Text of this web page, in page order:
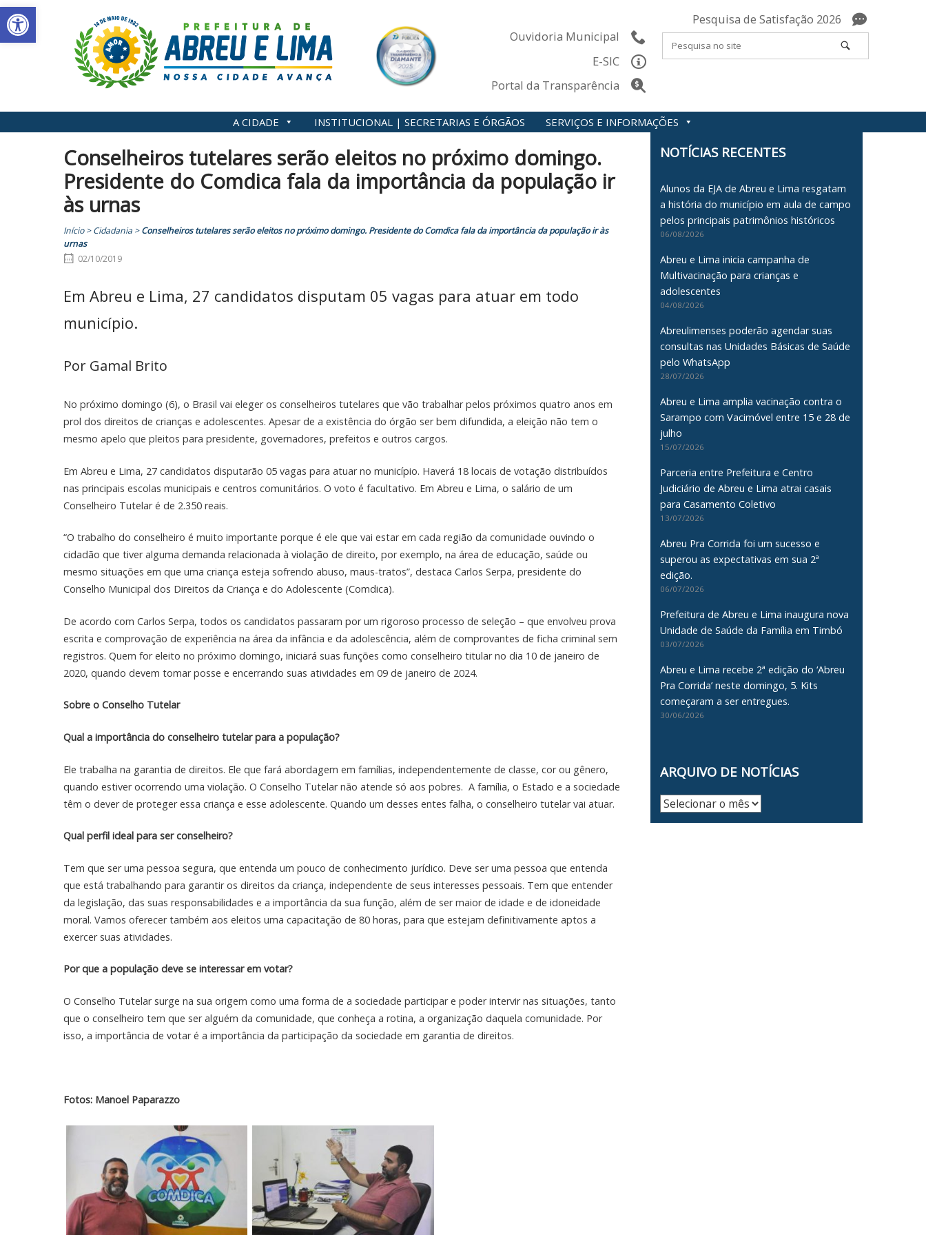
Abrir a barra de ferramentas
Skip
to
content
Ouvidoria Municipal
E-SIC
Portal da Transparência
Pesquisa de Satisfação 2026
A CIDADE INSTITUCIONAL | SECRETARIAS E ÓRGÃOS SERVIÇOS E INFORMAÇÕES
Conselheiros tutelares serão eleitos no próximo domingo.
Presidente do Comdica fala da importância da população ir
às urnas
Início>Cidadania >Conselheiros tutelares serão eleitos no próximo domingo. Presidente do Comdica fala da importância da população ir às
urnas
02/10/2019
Em Abreu e Lima, 27 candidatos disputam 05 vagas para atuar em todo
município.
Por Gamal Brito
No próximo domingo (6), o Brasil vai eleger os conselheiros tutelares que vão trabalhar pelos próximos quatro anos em
prol dos direitos de crianças e adolescentes. Apesar de a existência do órgão ser bem difundida, a eleição não tem o
mesmo apelo que pleitos para presidente, governadores, prefeitos e outros cargos.
Em Abreu e Lima, 27 candidatos disputarão 05 vagas para atuar no município. Haverá 18 locais de votação distribuídos
nas principais escolas municipais e centros comunitários. O voto é facultativo. Em Abreu e Lima, o salário de um
Conselheiro Tutelar é de 2.350 reais.
“O trabalho do conselheiro é muito importante porque é ele que vai estar em cada região da comunidade ouvindo o
cidadão que tiver alguma demanda relacionada à violação de direito, por exemplo, na área de educação, saúde ou
mesmo situações em que uma criança esteja sofrendo abuso, maus-tratos”, destaca Carlos Serpa, presidente do
Conselho Municipal dos Direitos da Criança e do Adolescente (Comdica).
De acordo com Carlos Serpa, todos os candidatos passaram por um rigoroso processo de seleção – que envolveu prova
escrita e comprovação de experiência na área da infância e da adolescência, além de comprovantes de ficha criminal sem
registros. Quem for eleito no próximo domingo, iniciará suas funções como conselheiro titular no dia 10 de janeiro de
2020, quando devem tomar posse e encerrando suas atividades em 09 de janeiro de 2024.
Sobre o Conselho Tutelar
Qual a importância do conselheiro tutelar para a população?
Ele trabalha na garantia de direitos. Ele que fará abordagem em famílias, independentemente de classe, cor ou gênero,
quando estiver ocorrendo uma violação. O Conselho Tutelar não atende só aos pobres. A família, o Estado e a sociedade
têm o dever de proteger essa criança e esse adolescente. Quando um desses entes falha, o conselheiro tutelar vai atuar.
Qual perfil ideal para ser conselheiro?
Tem que ser uma pessoa segura, que entenda um pouco de conhecimento jurídico. Deve ser uma pessoa que entenda
que está trabalhando para garantir os direitos da criança, independente de seus interesses pessoais. Tem que entender
da legislação, das suas responsabilidades e a importância da sua função, além de ser maior de idade e de idoneidade
moral. Vamos oferecer também aos eleitos uma capacitação de 80 horas, para que estejam definitivamente aptos a
exercer suas atividades.
Por que a população deve se interessar em votar?
O Conselho Tutelar surge na sua origem como uma forma de a sociedade participar e poder intervir nas situações, tanto
que o conselheiro tem que ser alguém da comunidade, que conheça a rotina, a organização daquela comunidade. Por
isso, a importância de votar é a importância da participação da sociedade em garantia de direitos.
Fotos: Manoel Paparazzo
NOTÍCIAS RECENTES
Alunos da EJA de Abreu e Lima resgatam
a história do município em aula de campo
pelos principais patrimônios históricos
06/08/2026
Abreu e Lima inicia campanha de
Multivacinação para crianças e
adolescentes
04/08/2026
Abreulimenses poderão agendar suas
consultas nas Unidades Básicas de Saúde
pelo WhatsApp
28/07/2026
Abreu e Lima amplia vacinação contra o
Sarampo com Vacimóvel entre 15 e 28 de
julho
15/07/2026
Parceria entre Prefeitura e Centro
Judiciário de Abreu e Lima atrai casais
para Casamento Coletivo
13/07/2026
Abreu Pra Corrida foi um sucesso e
superou as expectativas em sua 2ª
edição.
06/07/2026
Prefeitura de Abreu e Lima inaugura nova
Unidade de Saúde da Família em Timbó
03/07/2026
Abreu e Lima recebe 2ª edição do ‘Abreu
Pra Corrida’ neste domingo, 5. Kits
começaram a ser entregues.
30/06/2026
ARQUIVO DE NOTÍCIAS
Arquivo